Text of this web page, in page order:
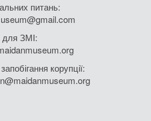
питань:
для ЗМІ:
корупції: